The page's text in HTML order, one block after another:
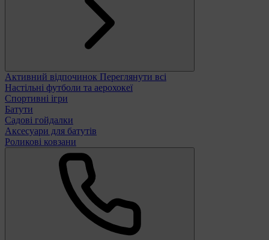
Активний відпочинок Переглянути всі
Настільні футболи та аерохокеї
Спортивні ігри
Батути
Садові гойдалки
Аксесуари для батутів
Роликові ковзани